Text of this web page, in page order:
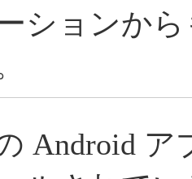
ションか
Android ア